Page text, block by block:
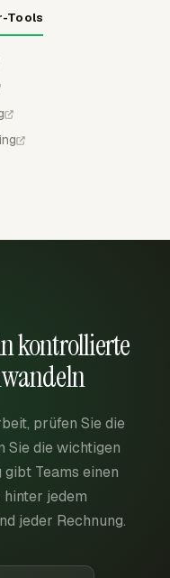
Tools
kontrollierte
prüfen Sie die
Sie die wichtigen
Teams einen
jedem
jeder Rechnung.